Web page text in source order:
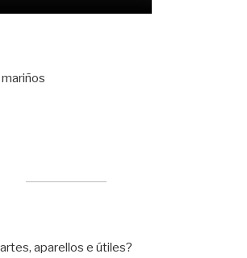
aparellos e útiles?